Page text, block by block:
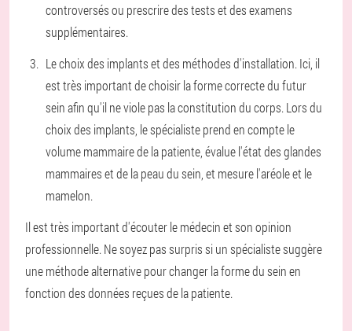
controversés ou prescrire des tests et des examens
supplémentaires.
Le choix des implants et des méthodes d'installation. Ici, il
est très important de choisir la forme correcte du futur
sein afin qu'il ne viole pas la constitution du corps. Lors du
choix des implants, le spécialiste prend en compte le
volume mammaire de la patiente, évalue l'état des glandes
mammaires et de la peau du sein, et mesure l'aréole et le
mamelon.
Il est très important d'écouter le médecin et son opinion
professionnelle. Ne soyez pas surpris si un spécialiste suggère
une méthode alternative pour changer la forme du sein en
fonction des données reçues de la patiente.